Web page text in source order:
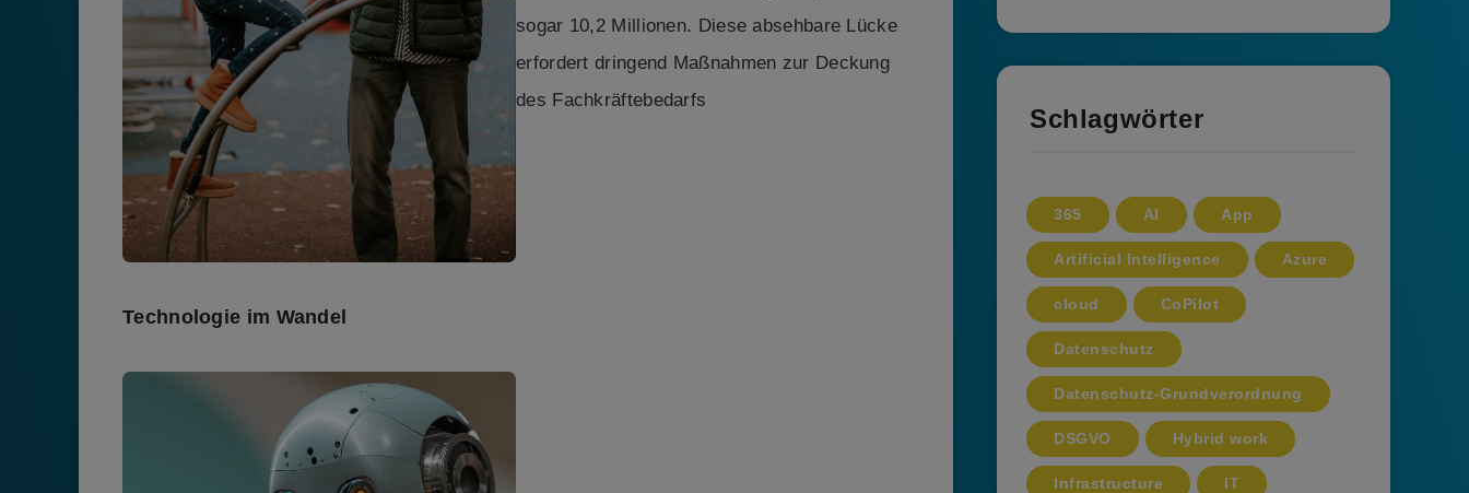
sogar 10,2 Millionen. Diese absehbare Lücke
erfordert dringend Maßnahmen zur Deckung
des Fachkräftebedarfs
Technologie im Wandel
Schlagwörter
365 AI App
Artificial Intelligence Azure
cloud CoPilot
Datenschutz
Datenschutz-Grundverordnung
DSGVO Hybrid work
Infrastructure IT